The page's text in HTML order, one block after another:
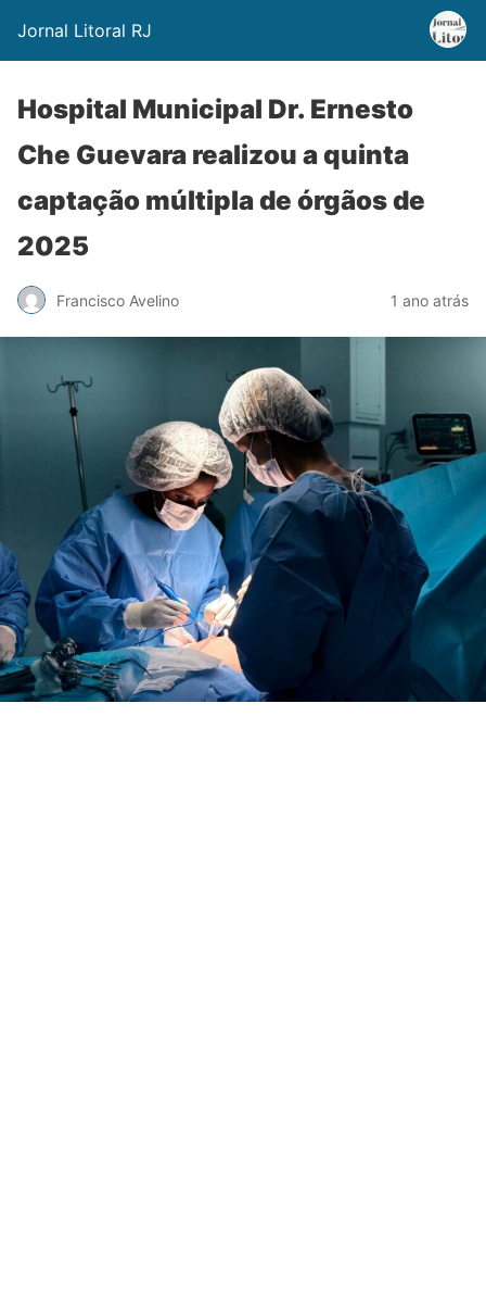
Jornal Litoral RJ
Hospital Municipal Dr. Ernesto
Che Guevara realizou a quinta
captação múltipla de órgãos de
2025
Francisco Avelino 1 ano atrás